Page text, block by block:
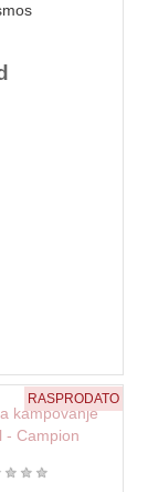
RASPRODATO
★ ★ ★